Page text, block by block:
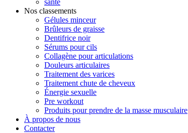
santé
Nos classements
Gélules minceur
Brûleurs de graisse
Dentifrice noir
Sérums pour cils
Collagène pour articulations
Douleurs articulaires
Traitement des varices
Traitement chute de cheveux
Énergie sexuelle
Pre workout
Produits pour prendre de la masse musculaire
À propos de nous
Contacter